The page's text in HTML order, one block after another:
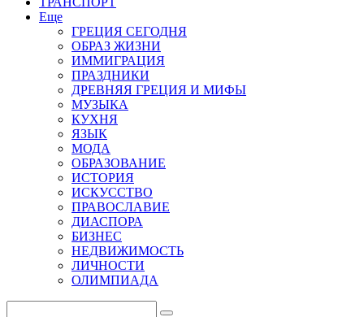
Еще
ГРЕЦИЯ СЕГОДНЯ
ОБРАЗ ЖИЗНИ
ИММИГРАЦИЯ
ПРАЗДНИКИ
ДРЕВНЯЯ ГРЕЦИЯ И МИФЫ
МУЗЫКА
КУХНЯ
ЯЗЫК
МОДА
ОБРАЗОВАНИЕ
ИСТОРИЯ
ИСКУССТВО
ПРАВОСЛАВИЕ
ДИАСПОРА
БИЗНЕС
НЕДВИЖИМОСТЬ
ЛИЧНОСТИ
ОЛИМПИАДА